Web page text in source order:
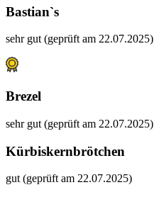
Bastian`s
sehr gut (geprüft am 22.07.2025)
Brezel
sehr gut (geprüft am 22.07.2025)
Kürbiskernbrötchen
gut (geprüft am 22.07.2025)